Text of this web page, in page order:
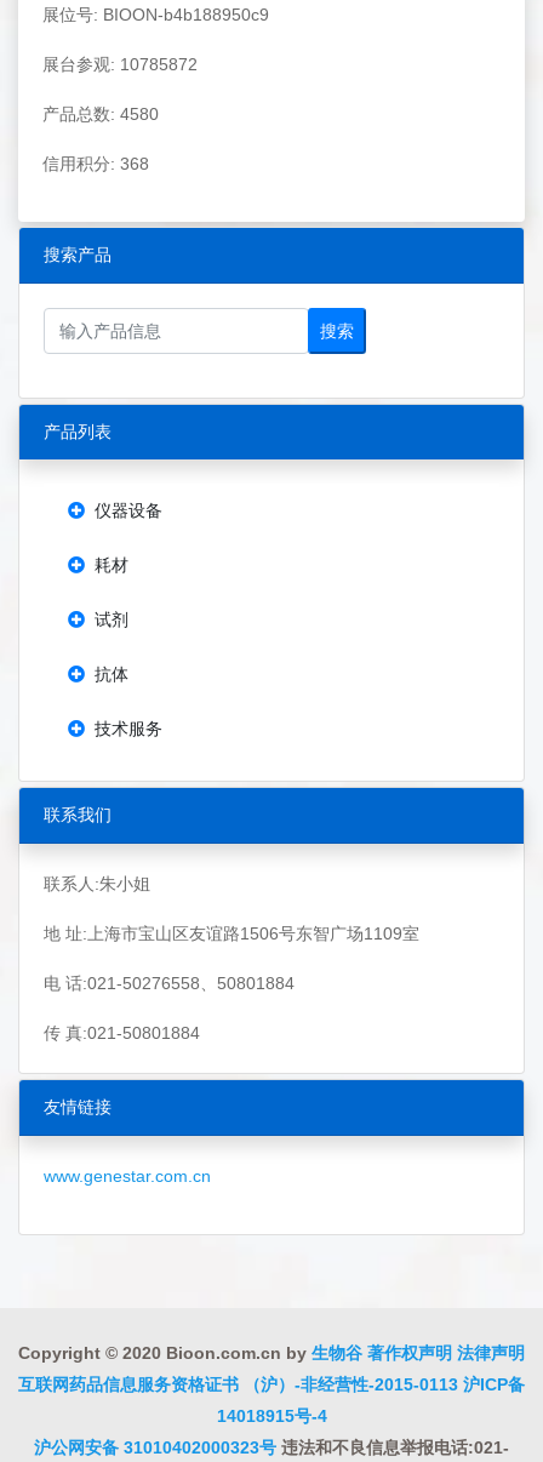
展位号: BIOON-b4b188950c9
展台参观: 10785872
产品总数: 4580
信用积分: 368
搜索产品
搜索
产品列表
仪器设备
耗材
试剂
抗体
技术服务
联系我们
联系人:朱小姐
地 址:上海市宝山区友谊路1506号东智广场1109室
电 话:021-50276558、50801884
传 真:021-50801884
友情链接
www.genestar.com.cn
Copyright © 2020 Bioon.com.cn by 生物谷 著作权声明 法律声明
互联网药品信息服务资格证书 （沪）-非经营性-2015-0113 沪ICP备
14018915号-4
沪公网安备 31010402000323号 违法和不良信息举报电话:021-